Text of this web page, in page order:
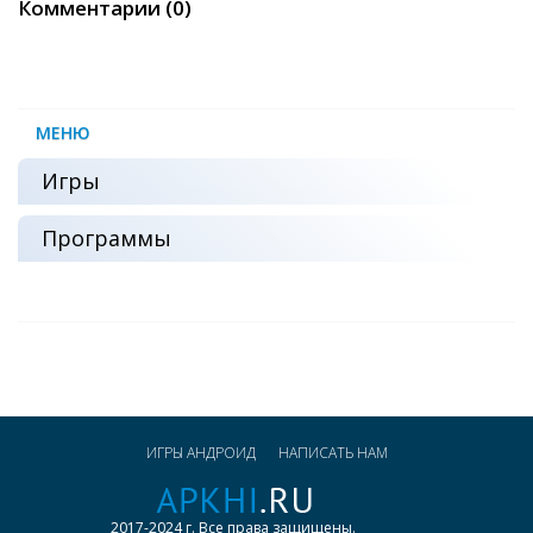
Комментарии (0)
МЕНЮ
Игры
Программы
ИГРЫ АНДРОИД НАПИСАТЬ НАМ
2017-2024 г. Все права защищены.